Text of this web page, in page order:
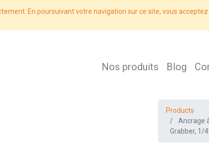
En poursuivant votre navigation sur ce site, vous acceptez
Nos produits Blog
Products
Ancrage
Grabber, 1/